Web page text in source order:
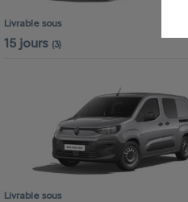
Livrable sous
15 jours (3)
Livrable sous